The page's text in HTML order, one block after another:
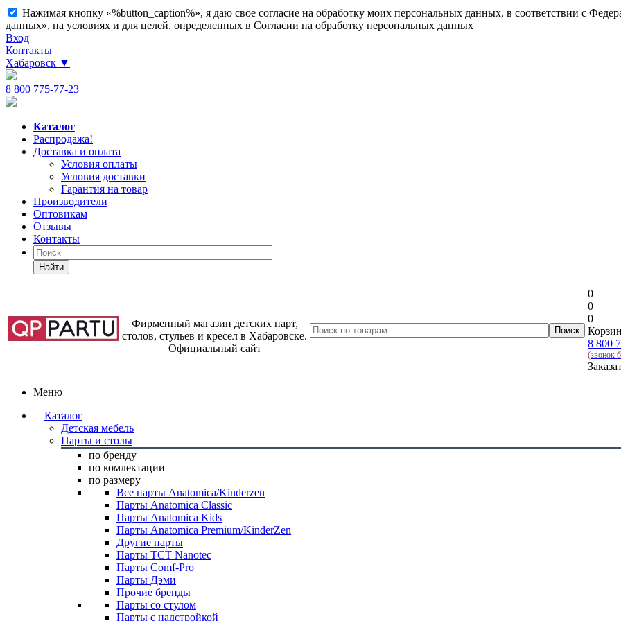
Нажимая кнопку «%button_caption%», я даю свое согласие на обработку моих персональных данных, в соответствии с
данных», на условиях и для целей, определенных в Согласии на обработку персональных данных
Вход
Контакты
Хабаровск ▼
8 800 775-77-23
Каталог
Распродажа!
Доставка и оплата
Условия оплаты
Условия доставки
Гарантия на товар
Производители
Оптовикам
Отзывы
Контакты
Найти
Фирменный магазин детских парт,
столов, стульев и кресел в Хабаровске.
Официальный сайт
0
0
0
8 800
(звонок
Меню
Каталог
Детская мебель
Парты и столы
по бренду
по комлектации
по размеру
Все парты Anatomica/Kinderzen
Парты Anatomica Classic
Парты Anatomica Kids
Парты Anatomica Premium/KinderZen
Другие парты
Парты TCT Nanotec
Парты Comf-Pro
Парты Дэми
Прочие бренды
Парты со стулом
Парты с надстройкой